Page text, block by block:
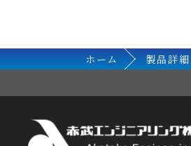
ホーム 製品詳細